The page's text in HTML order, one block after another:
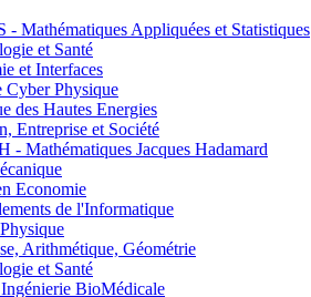
Mathématiques Appliquées et Statistiques
et Santé
et Interfaces
Cyber Physique
des Hautes Energies
Entreprise et Société
Mathématiques Jacques Hadamard
Economie
de l'Informatique
Arithmétique, Géométrie
et Santé
BioMédicale